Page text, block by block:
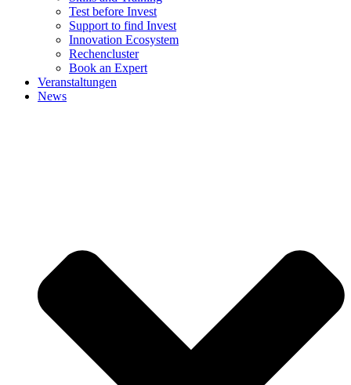
Test before Invest
Support to find Invest
Innovation Ecosystem
Rechencluster​
Book an Expert
Veranstaltungen
News